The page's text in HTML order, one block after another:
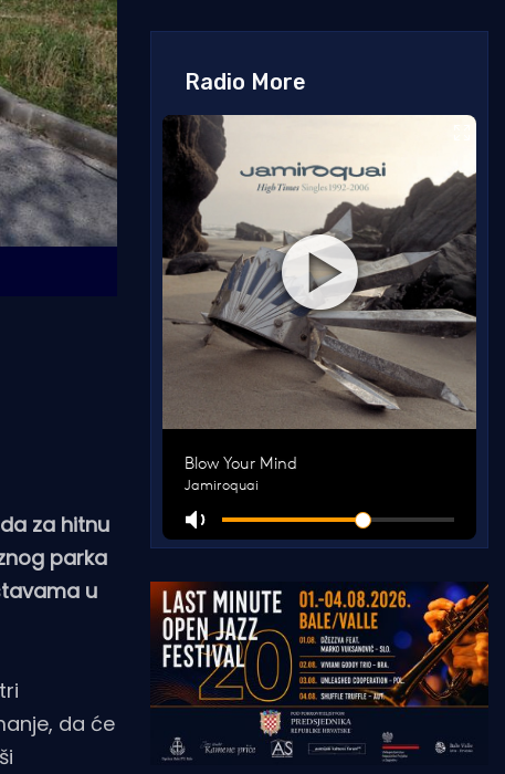
za hitnu
parka
u
da će
Radio More